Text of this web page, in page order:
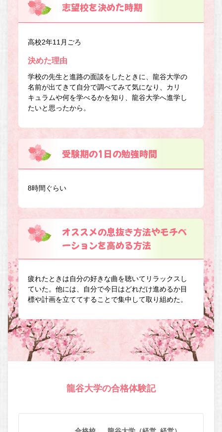
志望校を決めた時期
高校2年11月ごろ
決めた理由
学校の先生と進路の面談をしたときに、龍谷大学の
名前が出てきて自分で調べてみて気になり、カリ
キュラムや何を学べるかを知り、龍谷大学へ進学し
たいと思ったから。
受験期の1日の勉強時間
8時間ぐらい
オススメの息抜き方法やモチベ
ーションを高める方法
疲れたときは自分の好きな曲を聴いてリラックスし
ていた。他には、自分で今日はどれだけ進めるか目
標や計画を立ててすることで集中して取り組めた。
龍谷大学の合格体験記